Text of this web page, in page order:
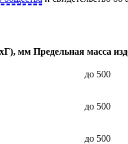
мм Предельная масса
до 500
до 500
до 500